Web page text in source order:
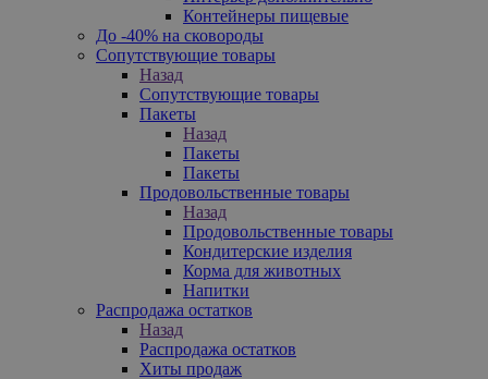
Контейнеры пищевые
До -40% на сковороды
Сопутствующие товары
Назад
Сопутствующие товары
Пакеты
Назад
Пакеты
Пакеты
Продовольственные товары
Назад
Продовольственные товары
Кондитерские изделия
Корма для животных
Напитки
Распродажа остатков
Назад
Распродажа остатков
Хиты продаж